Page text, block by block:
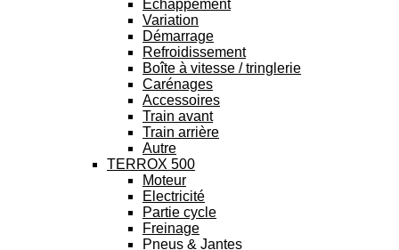
Echappement
Variation
Démarrage
Refroidissement
Boîte à vitesse / tringlerie
Carénages
Accessoires
Train avant
Train arrière
Autre
TERROX 500
Moteur
Electricité
Partie cycle
Freinage
Pneus & Jantes